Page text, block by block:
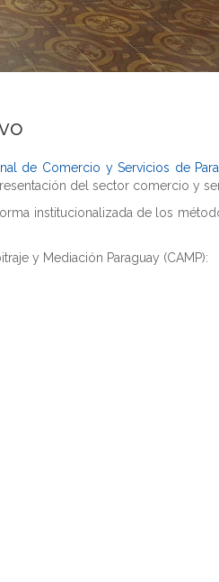
de Comercio y Servicios de
del sector comercio y
institucionalizada de los
y Mediación Paraguay (CAMP):